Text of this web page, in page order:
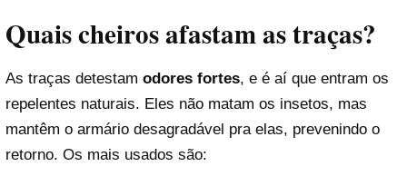
Quais cheiros afastam as traças?
As traças detestam odores fortes, e é aí que entram os
repelentes naturais. Eles não matam os insetos, mas
mantêm o armário desagradável pra elas, prevenindo o
retorno. Os mais usados são: